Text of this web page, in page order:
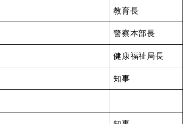
教育長
警察本部長
健康福祉局長
知事